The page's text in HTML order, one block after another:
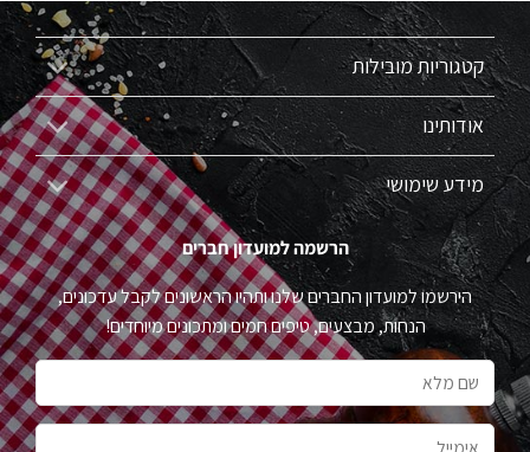
קטגוריות מובילות
אודותינו
מידע שימושי
הרשמה למועדון חברים
הירשמו למועדון החברים שלנו ותהיו הראשונים לקבל עדכונים,
הנחות, מבצעים, טיפים חמים ומתכונים מיוחדים!